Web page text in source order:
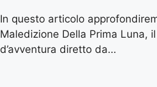
In questo articolo
Maledizione Della Prima Luna,
d’avventura diretto da…